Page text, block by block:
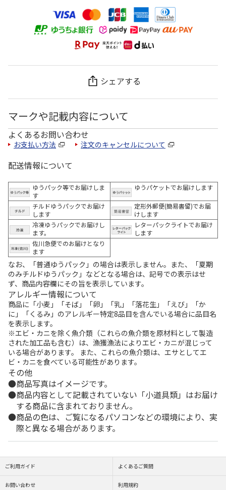
シェアする
マークや記載内容について
よくあるお問い合わせ
お支払い方法 注文のキャンセルについて
配送情報について
ゆうパック等でお届けしま
す
ゆうパケットでお届けします
チルドゆうパックでお届け
します
定形外郵便(簡易書留)でお届
けします
冷凍ゆうパックでお届けし
ます。
レターパックライトでお届け
します
佐川急便でのお届けとなり
ます
なお、「普通ゆうパック」の場合は表示しません。また、「夏期
のみチルドゆうパック」などとなる場合は、記号での表示はせ
ず、商品内容欄にその旨を表示しています。
アレルギー情報について
商品に「小麦」「そば」「卵」「乳」「落花生」「えび」「か
に」「くるみ」のアレルギー特定8品目を含んでいる場合に品目名
を表示します。
※エビ・カニを除く魚介類（これらの魚介類を原材料として製造
された加工品も含む）は、漁獲漁法によりエビ・カニが混じって
いる場合があります。 また、これらの魚介類は、エサとしてエ
ビ・カニを食べている可能性があります。
その他
商品写真はイメージです。
商品内容として記載されていない「小道具類」はお届け
する商品に含まれておりません。
商品の色は、ご覧になるパソコンなどの環境により、実
際と異なる場合があります。
ご利用ガイド よくあるご質問
お問い合わせ 利用規約